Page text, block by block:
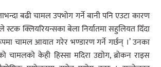
बढी चामल उपभोग गर्ने बानी पनि एउटा कारण
स्टक क्लियरियन्सका बेला निर्यातमा सहुलियत दिँदा
चामल आयात गरेर भण्डारण गर्ने गर्छन् ।’ उनका
केही हिस्सा मदिरा उद्योग, ब्रोकन राइस